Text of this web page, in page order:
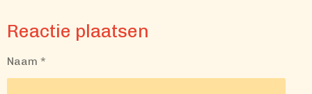
n
:
5
e
r
e
r
r
e
r
e
r
e
r
e
n
Reactie plaatsen
Naam *